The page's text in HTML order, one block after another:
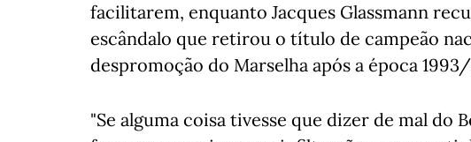
facilitarem, enquanto Jacques Glassmann
escândalo que retirou o título de campeão
despromoção do Marselha após a época
"Se alguma coisa tivesse que dizer de mal do